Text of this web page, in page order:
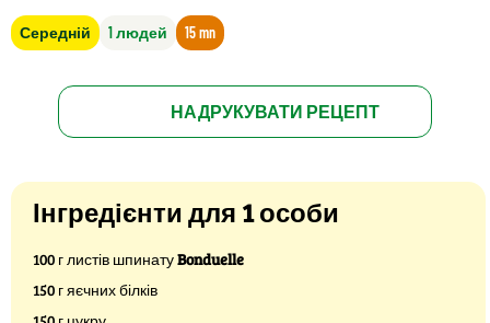
Середній 1 людей 15 mn
НАДРУКУВАТИ РЕЦЕПТ
Інгредієнти для 1 особи
100 г листів шпинатуBonduelle
150 г яєчних білків